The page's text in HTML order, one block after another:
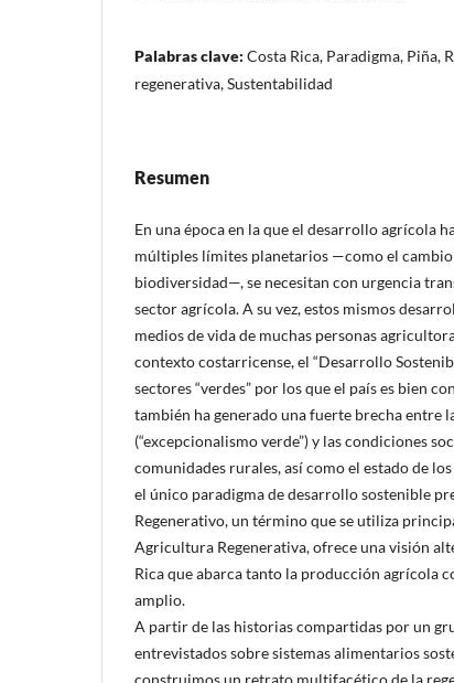
Palabras clave: Costa Rica, Paradigma, Piña,
regenerativa, Sustentabilidad
Resumen
En una época en la que el desarrollo agrícola
múltiples límites planetarios —como el
biodiversidad—, se necesitan con urgencia
sector agrícola. A su vez, estos mismos
medios de vida de muchas personas
contexto costarricense, el “Desarrollo
sectores “verdes” por los que el país es bien
también ha generado una fuerte brecha entre
(“excepcionalismo verde”) y las condiciones
comunidades rurales, así como el estado de
el único paradigma de desarrollo sostenible
Regenerativo, un término que se utiliza
Agricultura Regenerativa, ofrece una visión
Rica que abarca tanto la producción agrícola
amplio.
A partir de las historias compartidas por un
entrevistados sobre sistemas alimentarios
construimos un retrato multifacético de la